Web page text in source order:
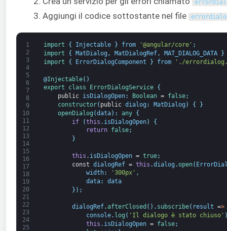
Aggiungi il codice sottostante nel file
1
2
3
4
5
6
7
8
9
10
11
12
13
14
15
16
17
18
19
20
21
22
23
24
25
import { Injectable } from '@angular/core' ;
import
{ MatDialog , MatDialogRef, MAT_DIALOG_DATA
}
import
{ ErrorDialogComponent } from './
@Injectable( )
export
class ErrorDialogService
{
public
isDialogOpen: Boolean = false;
constructor( public dialog : MatDialog ) {
}
openDialog (data) : any
{
if
(this . isDialogOpen)
{
return
false;
}
this . isDialogOpen = true;
const dialogRef = this .dialog .open(
width: '300px' ,
data:
data
} ) ;
dialogRef.afterClosed ( ) . subscribe( result =>
console. log ( 'Il dialogo è stato chiuso'
this . isDialogOpen = false;